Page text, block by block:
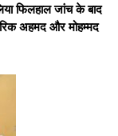
फिलहाल जांच के बाद
अहमद और मोहम्मद